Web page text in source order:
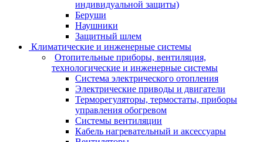
индивидуальной защиты)
Беруши
Наушники
Защитный шлем
Климатические и инженерные системы
Отопительные приборы, вентиляция,
технологические и инженерные системы
Система электрического отопления
Электрические приводы и двигатели
Терморегуляторы, термостаты, приборы
управления обогревом
Системы вентиляции
Кабель нагревательный и аксессуары